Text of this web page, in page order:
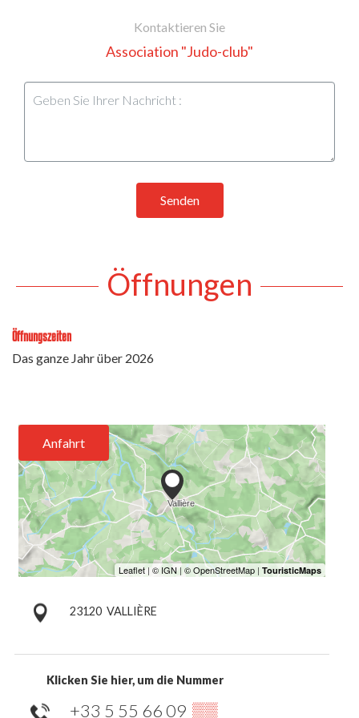
Kontaktieren Sie
Association "Judo-club"
Senden
Öffnungen
Öffnungszeiten
Das ganze Jahr über 2026
Anfahrt
23120 VALLIÈRE
Klicken Sie hier, um die Nummer
+33 5 55 66 09 ▒▒